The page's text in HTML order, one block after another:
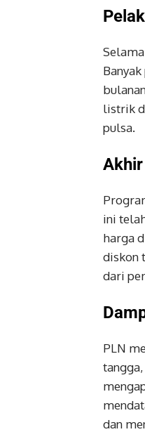
listrik
pulsa.
ini
harga
diskon
dari
PLN
dan